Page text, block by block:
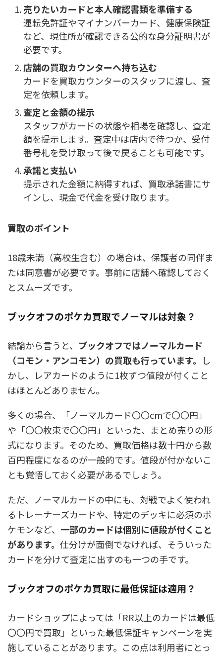
売りたいカードと本人確認書類を準備する
運転免許証やマイナンバーカード、健康保険証
など、現住所が確認できる公的な身分証明書が
必要です。
店舗の買取カウンターへ持ち込む
カードを買取カウンターのスタッフに渡し、査
定を依頼します。
査定と金額の提示
スタッフがカードの状態や相場を確認し、査定
額を提示します。査定中は店内で待つか、受付
番号札を受け取って後で戻ることも可能です。
承諾と支払い
提示された金額に納得すれば、買取承諾書にサ
インし、現金で代金を受け取ります。
買取のポイント
18歳未満（高校生含む）の場合は、保護者の同伴ま
たは同意書が必要です。事前に店舗へ確認しておく
とスムーズです。
ブックオフのポケカ買取でノーマルは対象？
結論から言うと、 ブックオフではノーマルカード
（コモン・アンコモン）の買取も行っています。 し
かし、レアカードのように1枚ずつ値段が付くこと
はほとんどありません。
多くの場合、
「ノーマルカード〇〇cmで〇〇円」
や「〇〇枚束で〇〇円」といった、まとめ売りの形
式になります。そのため、買取価格は数十円から数
百円程度になるのが一般的です。値段が付かないこ
とも覚悟しておく必要があるでしょう。
ただ、ノーマルカードの中にも、対戦でよく使われ
るトレーナーズカードや、特定のデッキに必須のポ
ケモンなど、 一部のカードは個別に値段が付くこと
があります。 仕分けが面倒でなければ、そういった
カードを分けて査定に出すのも一つの手です。
ブックオフのポケカ買取に最低保証は適用？
カードショップによっては「RR以上のカードは最低
〇〇円で買取」といった最低保証キャンペーンを実
施していることがあります。この点は利用者にとっ